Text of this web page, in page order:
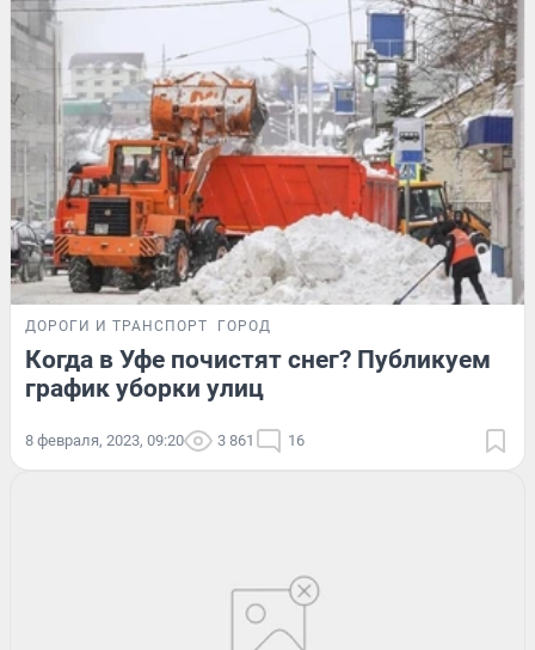
ДОРОГИ И ТРАНСПОРТ ГОРОД
Когда в Уфе почистят снег? Публикуем
график уборки улиц
8 февраля, 2023, 09:20 3 861 16